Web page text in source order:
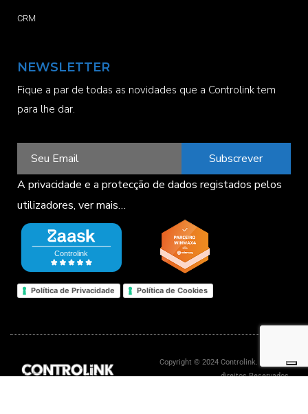
CRM
NEWSLETTER
Fique a par de todas as novidades que a Controlink tem
para lhe dar.
Subscrever
A privacidade e a protecção de dados registados pelos
utilizadores, ver mais…
Política de Privacidade Política de Cookies
Copyright © 2024 Controlink. Todos os
direitos Reservados.